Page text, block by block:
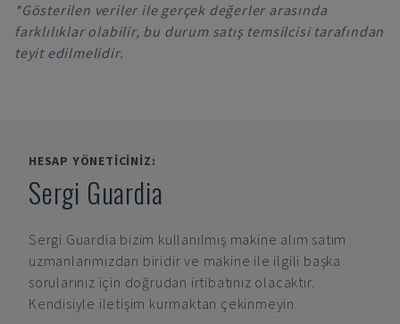
*Gösterilen veriler ile gerçek değerler arasında
farklılıklar olabilir, bu durum satış temsilcisi tarafından
teyit edilmelidir.
HESAP YÖNETICINIZ:
Sergi Guardia
Sergi Guardia bizim kullanılmış makine alım satım
uzmanlarımızdan biridir ve makine ile ilgili başka
sorularınız için doğrudan irtibatınız olacaktır.
Kendisiyle iletişim kurmaktan çekinmeyin.